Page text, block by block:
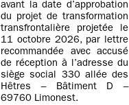
avant la date d’approbation
du projet de transformation
transfrontalière projetée le
11 octobre 2026, par lettre
recommandée avec accusé
de réception à l’adresse du
siège social 330 allée des
Hêtres – Bâtiment D –
69760 Limonest.